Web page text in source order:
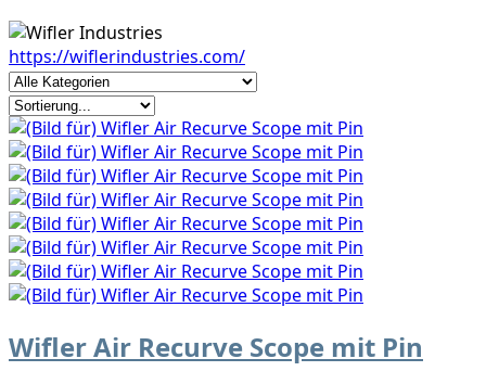
https://wiflerindustries.com/
Wifler Air Recurve Scope mit Pin